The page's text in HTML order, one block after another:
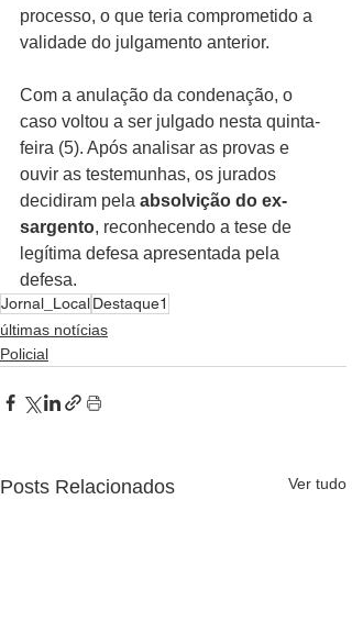
processo, o que teria comprometido a
validade do julgamento anterior.
Com a anulação da condenação, o
caso voltou a ser julgado nesta quinta-
feira (5). Após analisar as provas e
ouvir as testemunhas, os jurados
decidiram pela absolvição do ex-
sargento, reconhecendo a tese de
legítima defesa apresentada pela
defesa.
Jornal_LocalDestaque1
últimas notícias
Policial
Posts Relacionados Ver tudo